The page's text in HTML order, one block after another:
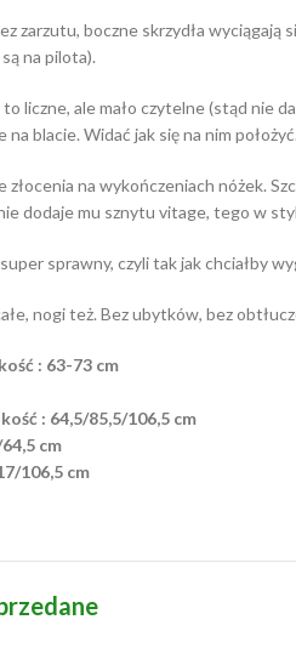
zarzutu, boczne skrzydła wyciągają
na pilota).
liczne, ale mało czytelne (stąd nie
blacie. Widać jak się na nim położyć.
na wykończeniach nóżek.
dodaje mu sznytu vitage, tego w
sprawny, czyli tak jak chciałby
nogi też. Bez ubytków, bez
: 63-73 cm
: 64,5/85,5/106,5 cm
cm
106,5 cm